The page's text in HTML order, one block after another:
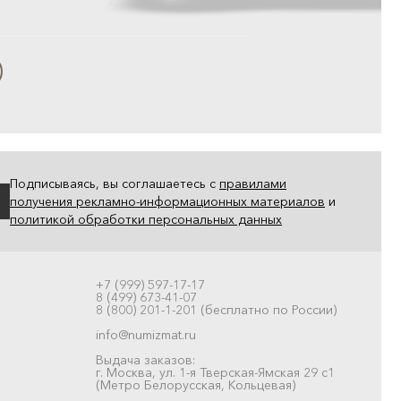
Подписываясь, вы соглашаетесь с правилами
получения рекламно-информационных материалов и
политикой обработки персональных данных
+7 (999) 597-17-17
8 (499) 673-41-07
8 (800) 201-1-201 (бесплатно по России)
info@numizmat.ru
Выдача заказов:
г. Москва, ул. 1-я Тверская-Ямская 29 с1
(Метро Белорусская, Кольцевая)